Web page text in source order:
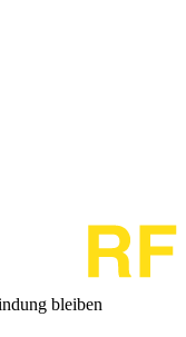
bleiben